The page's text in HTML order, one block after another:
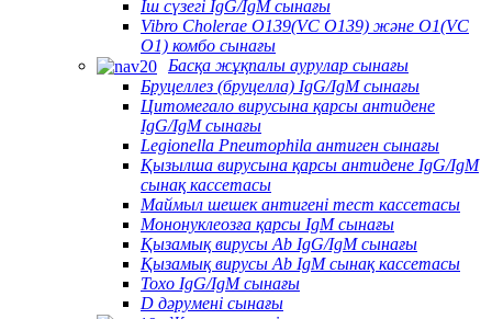
Іш сүзегі IgG/IgM сынағы
Vibro Cholerae O139(VC O139) және O1(VC
O1) комбо сынағы
Басқа жұқпалы аурулар сынағы
Бруцеллез (бруцелла) IgG/IgM сынағы
Цитомегало вирусына қарсы антидене
IgG/IgM сынағы
Legionella Pneumophila антиген сынағы
Қызылша вирусына қарсы антидене IgG/IgM
сынақ кассетасы
Маймыл шешек антигені тест кассетасы
Мононуклеозға қарсы IgM сынағы
Қызамық вирусы Ab IgG/IgM сынағы
Қызамық вирусы Ab IgM сынақ кассетасы
Toxo IgG/IgM сынағы
D дәрумені сынағы